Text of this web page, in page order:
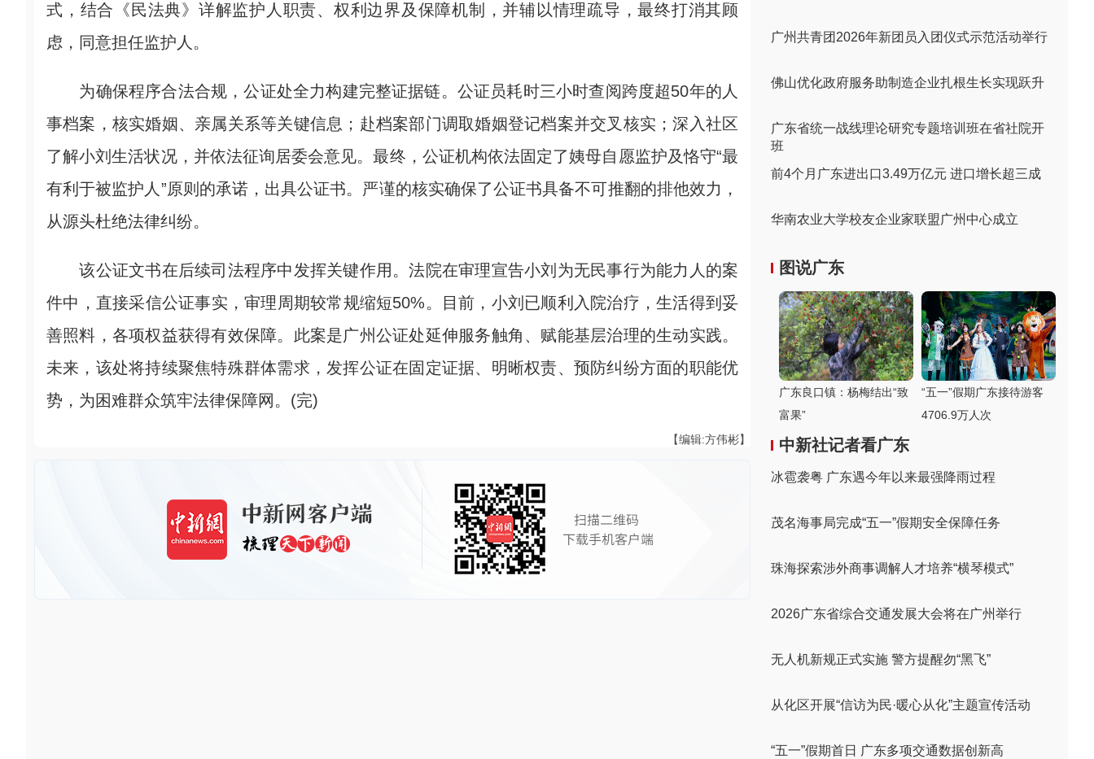
式，结合《民法典》详解监护人职责、权利边界及保障机制，并辅以情理疏导，最终打消其顾
虑，同意担任监护人。
为确保程序合法合规，公证处全力构建完整证据链。公证员耗时三小时查阅跨度超50年的人
事档案，核实婚姻、亲属关系等关键信息；赴档案部门调取婚姻登记档案并交叉核实；深入社区
了解小刘生活状况，并依法征询居委会意见。最终，公证机构依法固定了姨母自愿监护及恪守“最
有利于被监护人”原则的承诺，出具公证书。严谨的核实确保了公证书具备不可推翻的排他效力，
从源头杜绝法律纠纷。
该公证文书在后续司法程序中发挥关键作用。法院在审理宣告小刘为无民事行为能力人的案
件中，直接采信公证事实，审理周期较常规缩短50%。目前，小刘已顺利入院治疗，生活得到妥
善照料，各项权益获得有效保障。此案是广州公证处延伸服务触角、赋能基层治理的生动实践。
未来，该处将持续聚焦特殊群体需求，发挥公证在固定证据、明晰权责、预防纠纷方面的职能优
势，为困难群众筑牢法律保障网。(完)
【编辑:方伟彬】
广州共青团2026年新团员入团仪式示范活动举行
佛山优化政府服务助制造企业扎根生长实现跃升
广东省统一战线理论研究专题培训班在省社院开
班
前4个月广东进出口3.49万亿元 进口增长超三成
华南农业大学校友企业家联盟广州中心成立
图说广东
广东良口镇：杨梅结出“致
富果”
“五一”假期广东接待游客
4706.9万人次
中新社记者看广东
冰雹袭粤 广东遇今年以来最强降雨过程
茂名海事局完成“五一”假期安全保障任务
珠海探索涉外商事调解人才培养“横琴模式”
2026广东省综合交通发展大会将在广州举行
无人机新规正式实施 警方提醒勿“黑飞”
从化区开展“信访为民·暖心从化”主题宣传活动
“五一”假期首日 广东多项交通数据创新高